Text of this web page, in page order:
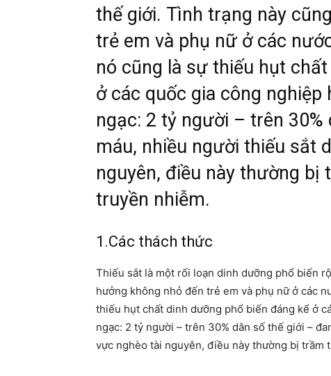
thế giới. Tình trạng này
trẻ em và phụ nữ ở các
nó cũng là sự thiếu hụt
ở các quốc gia công
ngạc: 2 tỷ người – trên
máu, nhiều người thiếu sắt
nguyên, điều này thường
truyền nhiễm.
1.Các thách thức
Thiếu sắt là một rối loạn dinh dưỡng phổ biến
hưởng không nhỏ đến trẻ em và phụ nữ ở các
thiếu hụt chất dinh dưỡng phổ biến đáng kể ở
ngạc: 2 tỷ người – trên 30% dân số thế giới –
vực nghèo tài nguyên, điều này thường bị trầm